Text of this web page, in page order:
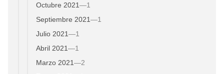
Octubre 2021—1
Septiembre 2021—1
Julio 2021—1
Abril 2021—1
Marzo 2021—2